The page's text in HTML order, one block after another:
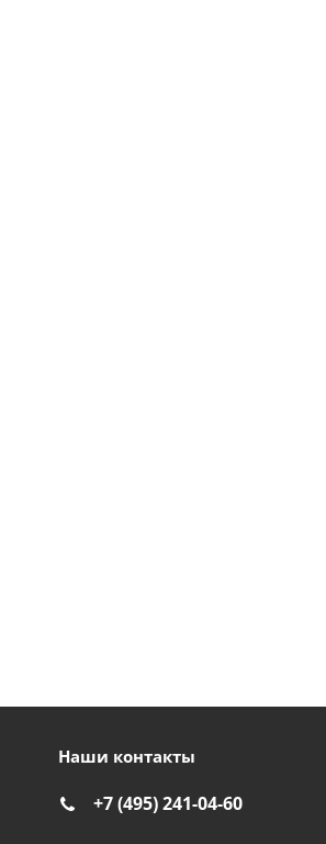
Наши контакты
+7 (495) 241-04-60